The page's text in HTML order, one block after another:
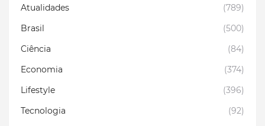
Atualidades
(789)
Brasil
(500)
Ciência
(84)
Economia
(374)
Lifestyle
(396)
Tecnologia
(92)